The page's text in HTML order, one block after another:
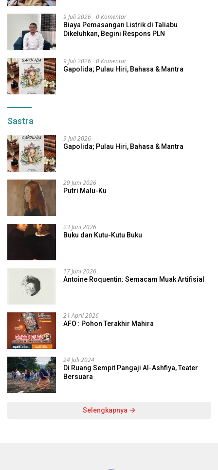
9 Juli 2026 0 Komentar
Biaya Pemasangan Listrik di Taliabu
Dikeluhkan, Begini Respons PLN
9 Juli 2026 0 Komentar
Gapolida; Pulau Hiri, Bahasa & Mantra
Sastra
9 Juli 2026
Gapolida; Pulau Hiri, Bahasa & Mantra
29 Juni 2026
Putri Malu-Ku
23 Juni 2026
Buku dan Kutu-Kutu Buku
17 Juni 2026
Antoine Roquentin: Semacam Muak Artifisial
21 April 2026
AFO : Pohon Terakhir Mahira
24 Juli 2024
Di Ruang Sempit Pangaji Al-Ashfiya, Teater
Bersuara
Selengkapnya